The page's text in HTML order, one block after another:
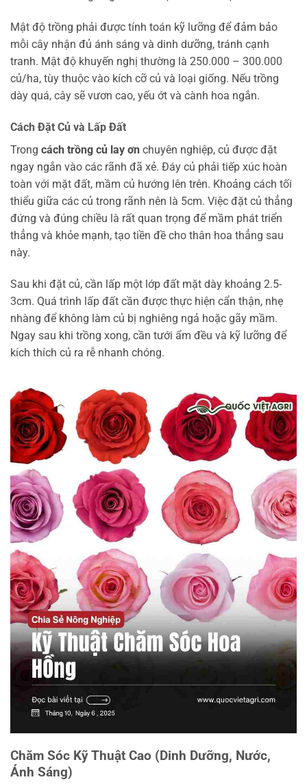
Mật độ trồng phải được tính toán kỹ lưỡng để đảm bảo
mỗi cây nhận đủ ánh sáng và dinh dưỡng, tránh cạnh
tranh. Mật độ khuyến nghị thường là 250.000 – 300.000
củ/ha, tùy thuộc vào kích cỡ củ và loại giống. Nếu trồng
dày quá, cây sẽ vươn cao, yếu ớt và cành hoa ngắn.
Cách Đặt Củ và Lấp Đất
Trong cách trồng củ lay ơn chuyên nghiệp, củ được đặt
ngay ngắn vào các rãnh đã xẻ. Đáy củ phải tiếp xúc hoàn
toàn với mặt đất, mầm củ hướng lên trên. Khoảng cách tối
thiểu giữa các củ trong rãnh nên là 5cm. Việc đặt củ thẳng
đứng và đúng chiều là rất quan trọng để mầm phát triển
thẳng và khỏe mạnh, tạo tiền đề cho thân hoa thẳng sau
này.
Sau khi đặt củ, cần lấp một lớp đất mặt dày khoảng 2.5-
3cm. Quá trình lấp đất cần được thực hiện cẩn thận, nhẹ
nhàng để không làm củ bị nghiêng ngả hoặc gãy mầm.
Ngay sau khi trồng xong, cần tưới ẩm đều và kỹ lưỡng để
kích thích củ ra rễ nhanh chóng.
Chăm Sóc Kỹ Thuật Cao (Dinh Dưỡng, Nước,
Ánh Sáng)